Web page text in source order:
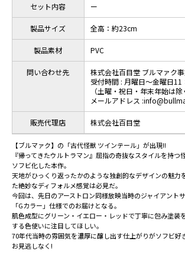
セット内容 ー
製品サイズ 全高：約23cm
製品素材 PVC
問い合わせ先
株式会社百目堂 ブルマァク
受付時間 : 月曜日～金曜日
（土曜・祝日・年末年始は除
メールアドレス
販売代理店 株式会社百目堂
【ブルマァク】の「古代怪獣 ツインテール」が出現!!
『帰ってきたウルトラマン』屈指の奇抜なスタイルを持つ
ソフビ化した本作。
天地がひっくり返ったかのような独創的なデザインの魅力
た絶妙なディフォルメ感覚は必見だ。
今回は、先日のアーストロン同様放映当時のジャイアント
「Gカラー」仕様でのお届けとなる。
肌色成型にグリーン・イエロー・レッドで丁寧に包み塗装
する色使いに注目してほしい。
70年代当時の雰囲気を濃厚に醸し出す仕上がりがソフビ好
お見逃しなく!